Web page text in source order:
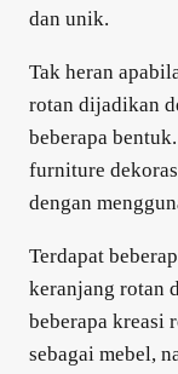
dan unik.
Tak heran
rotan dijadikan
beberapa
furniture
dengan
Terdapat
keranjang rotan
beberapa kreasi
sebagai mebel,